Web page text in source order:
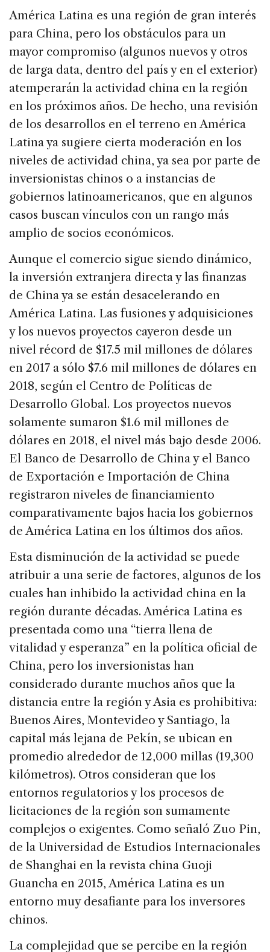
o
k
América Latina es una región de gran interés
para China, pero los obstáculos para un
mayor compromiso (algunos nuevos y otros
de larga data, dentro del país y en el exterior)
atemperarán la actividad china en la región
en los próximos años. De hecho, una revisión
de los desarrollos en el terreno en América
Latina ya sugiere cierta moderación en los
niveles de actividad china, ya sea por parte de
inversionistas chinos o a instancias de
gobiernos latinoamericanos, que en algunos
casos buscan vínculos con un rango más
amplio de socios económicos.
Aunque el comercio sigue siendo dinámico,
la inversión extranjera directa y las finanzas
de China ya se están desacelerando en
América Latina. Las fusiones y adquisiciones
y los nuevos proyectos cayeron desde un
nivel récord de $17.5 mil millones de dólares
en 2017 a sólo $7.6 mil millones de dólares en
2018, según el Centro de Políticas de
Desarrollo Global. Los proyectos nuevos
solamente sumaron $1.6 mil millones de
dólares en 2018, el nivel más bajo desde 2006.
El Banco de Desarrollo de China y el Banco
de Exportación e Importación de China
registraron niveles de financiamiento
comparativamente bajos hacia los gobiernos
de América Latina en los últimos dos años.
Esta disminución de la actividad se puede
atribuir a una serie de factores, algunos de los
cuales han inhibido la actividad china en la
región durante décadas. América Latina es
presentada como una “tierra llena de
vitalidad y esperanza” en la política oficial de
China, pero los inversionistas han
considerado durante muchos años que la
distancia entre la región y Asia es prohibitiva:
Buenos Aires, Montevideo y Santiago, la
capital más lejana de Pekín, se ubican en
promedio alrededor de 12,000 millas (19,300
kilómetros). Otros consideran que los
entornos regulatorios y los procesos de
licitaciones de la región son sumamente
complejos o exigentes. Como señaló Zuo Pin,
de la Universidad de Estudios Internacionales
de Shanghai en la revista china Guoji
Guancha en 2015, América Latina es un
entorno muy desafiante para los inversores
chinos.
La complejidad que se percibe en la región